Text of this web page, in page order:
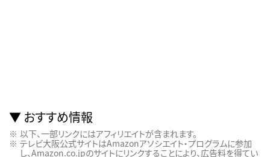
おすすめ情報
以下、一部リンクにはアフィリエイトが含まれます。
テレビ大阪公式サイトはAmazonアソシエイト・プログラムに参加
し、Amazon.co.jpのサイトにリンクすることにより、広告料を得てい